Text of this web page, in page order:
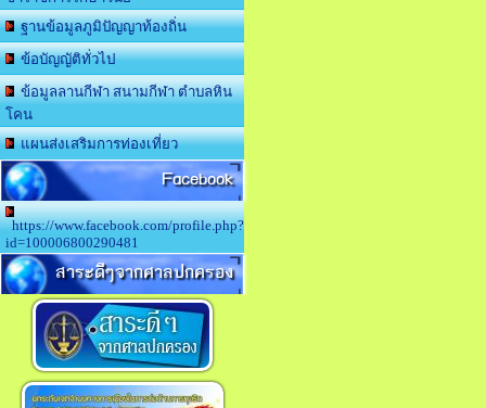
ฐานข้อมูลภูมิปัญญาท้องถิ่น
ข้อบัญญัติทั่วไป
ข้อมูลลานกีฬา สนามกีฬา ตำบลหิน
โคน
แผนส่งเสริมการท่องเที่ยว
Facebook
https://www.facebook.com/profile.php?
id=100006800290481
สาระดีๆจากศาลปกครอง